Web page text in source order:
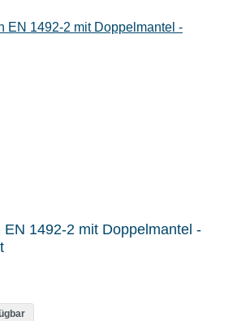
EN 1492-2 mit Doppelmantel -